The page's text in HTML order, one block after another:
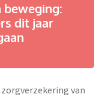
dit jaar
van